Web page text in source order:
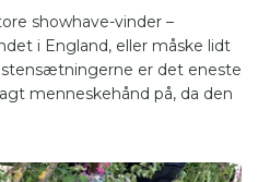
showhave-vinder –
i England, eller måske lidt
stensætningerne er det eneste
menneskehånd på, da den